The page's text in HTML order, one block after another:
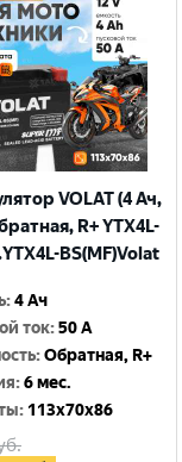
VOLAT (4 Ач,
R+ YTX4L-
BS(MF)Volat
:4 Ач
ток:50 A
:Обратная, R+
:6 мес.
: 113x70x86